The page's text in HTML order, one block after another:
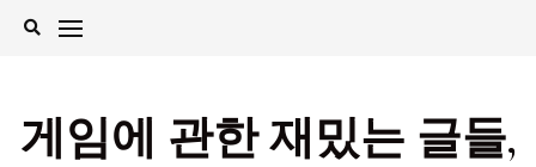
Skip
게임에 관한 재밌는 글들,